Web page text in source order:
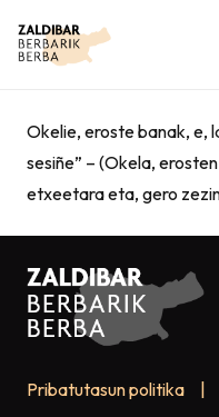
Okelie, eroste banak, e,
sesiñe” – (Okela,
etxeetara eta, gero
Pribatutasun politika